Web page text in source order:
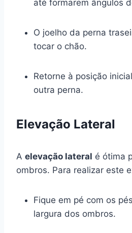
até formarem ângulos
O joelho da perna
tocar o chão.
Retorne à posição
outra perna.
Elevação Lateral
A elevação lateral é ótima
ombros. Para realizar este
Fique em pé com os
largura dos ombros.